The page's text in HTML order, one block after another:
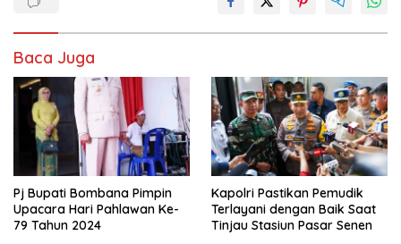
Baca Juga
Pj Bupati Bombana Pimpin
Upacara Hari Pahlawan Ke-
79 Tahun 2024
Kapolri Pastikan Pemudik
Terlayani dengan Baik Saat
Tinjau Stasiun Pasar Senen